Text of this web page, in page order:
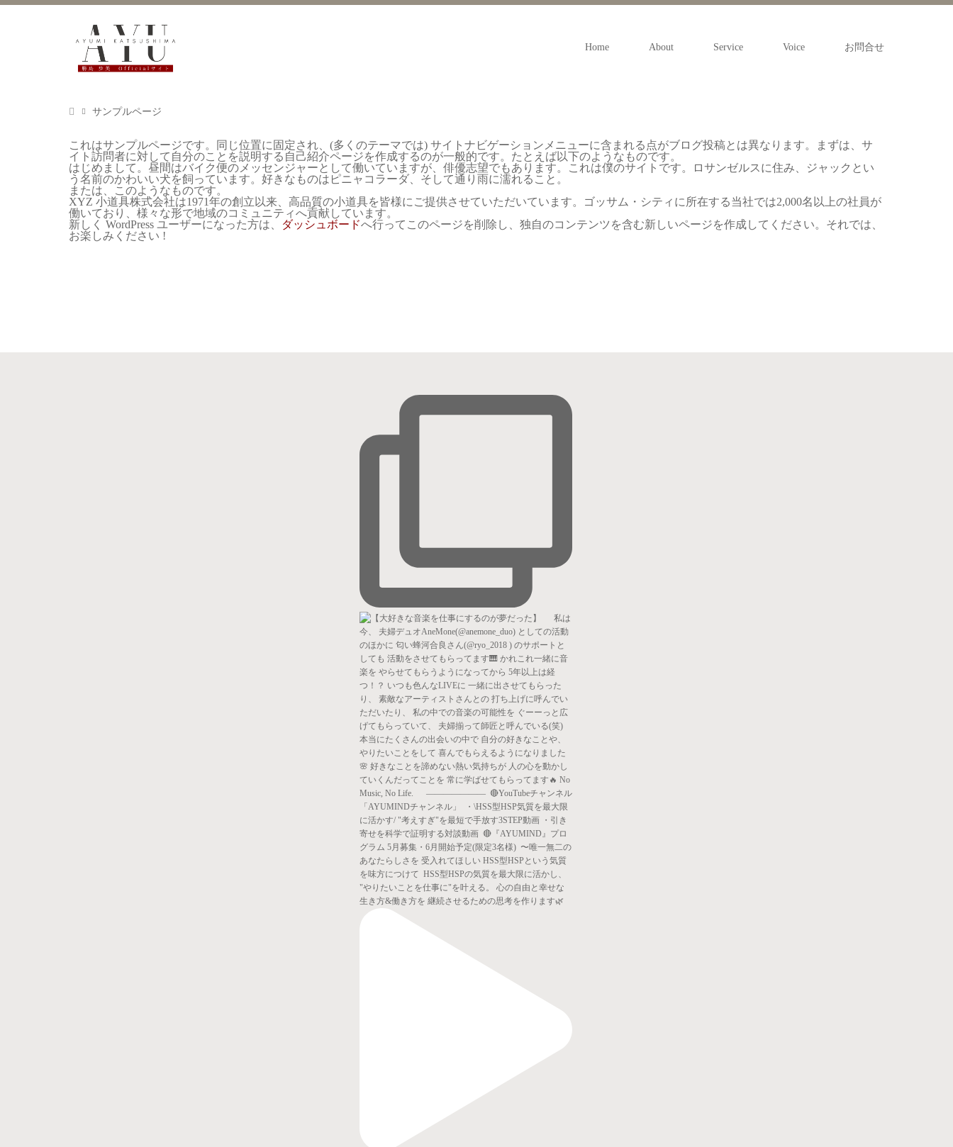
Home About Service Voice お問合せ
サンプルページ
これはサンプルページです。同じ位置に固定され、(多くのテーマでは) サイトナビゲーションメニューに含まれる点がブログ投稿とは異なります。まずは、サ
イト訪問者に対して自分のことを説明する自己紹介ページを作成するのが一般的です。たとえば以下のようなものです。
はじめまして。昼間はバイク便のメッセンジャーとして働いていますが、俳優志望でもあります。これは僕のサイトです。ロサンゼルスに住み、ジャックとい
う名前のかわいい犬を飼っています。好きなものはピニャコラーダ、そして通り雨に濡れること。
または、このようなものです。
XYZ 小道具株式会社は1971年の創立以来、高品質の小道具を皆様にご提供させていただいています。ゴッサム・シティに所在する当社では2,000名以上の社員が
働いており、様々な形で地域のコミュニティへ貢献しています。
新しく WordPress ユーザーになった方は、
ダッシュボードへ行ってこのページを削除し、独自のコンテンツを含む新しいページを作成してください。それでは、
お楽しみください !